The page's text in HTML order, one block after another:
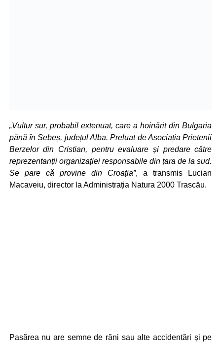
„Vultur sur, probabil extenuat, care a hoinărit din Bulgaria
până în Sebeș, județul Alba. Preluat de Asociația Prietenii
Berzelor din Cristian, pentru evaluare și predare către
reprezentanții organizației responsabile din țara de la sud.
Se pare că provine din Croația”, a transmis Lucian
Macaveiu, director la Administrația Natura 2000 Trascău.
Pasărea nu are semne de răni sau alte accidentări și pe